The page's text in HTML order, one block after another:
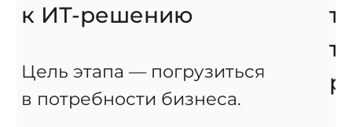
к ИТ-решению
Цель этапа — погрузиться
в потребности бизнеса.